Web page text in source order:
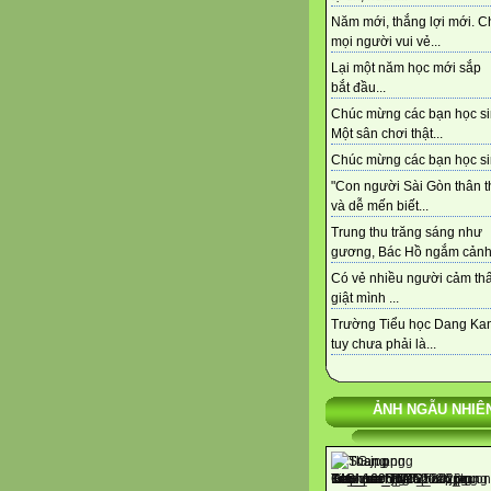
Năm mới, thắng lợi mới.
mọi người vui vẻ...
Lại một năm học mới sắp
bắt đầu...
Chúc mừng các bạn học
Một sân chơi thật...
Chúc mừng các bạn học
"Con người Sài Gòn thân
và dễ mến biết...
Trung thu trăng sáng như
gương, Bác Hồ ngắm
Có vẻ nhiều người cảm
giật mình ...
Trường Tiểu học Dang
tuy chưa phải là...
ẢNH NGẪU